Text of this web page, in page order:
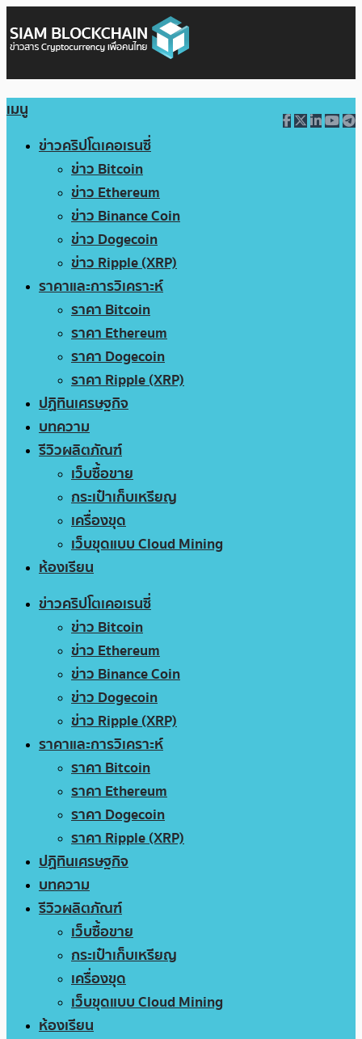
เมนู
ข่าวคริปโตเคอเรนซี่
ข่าว Bitcoin
ข่าว Ethereum
ข่าว Binance Coin
ข่าว Dogecoin
ข่าว Ripple (XRP)
ราคาและการวิเคราะห์
ราคา Bitcoin
ราคา Ethereum
ราคา Dogecoin
ราคา Ripple (XRP)
ปฏิทินเศรษฐกิจ
บทความ
รีวิวผลิตภัณฑ์
เว็บซื้อขาย
กระเป๋าเก็บเหรียญ
เครื่องขุด
เว็บขุดแบบ Cloud Mining
ห้องเรียน
ข่าวคริปโตเคอเรนซี่
ข่าว Bitcoin
ข่าว Ethereum
ข่าว Binance Coin
ข่าว Dogecoin
ข่าว Ripple (XRP)
ราคาและการวิเคราะห์
ราคา Bitcoin
ราคา Ethereum
ราคา Dogecoin
ราคา Ripple (XRP)
ปฏิทินเศรษฐกิจ
บทความ
รีวิวผลิตภัณฑ์
เว็บซื้อขาย
กระเป๋าเก็บเหรียญ
เครื่องขุด
เว็บขุดแบบ Cloud Mining
ห้องเรียน